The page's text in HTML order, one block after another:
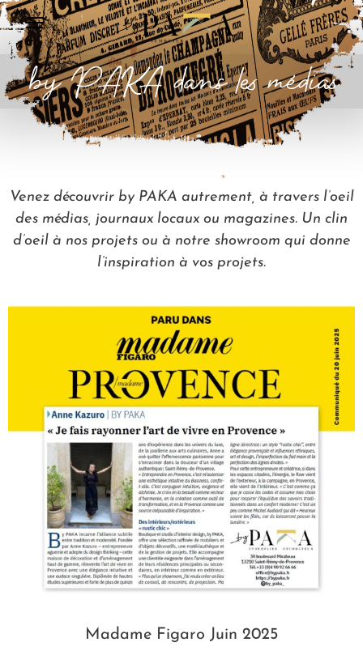
by PAKA dans les médias
Venez découvrir by PAKA autrement, à travers l’oeil
des médias, journaux locaux ou magazines. Un clin
d’oeil à nos projets ou à notre showroom qui donne
l’inspiration à vos projets.
Madame Figaro Juin 2025